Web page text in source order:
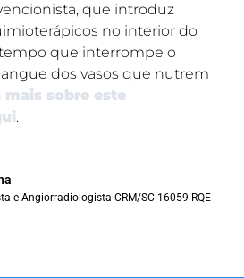
que introduz
no interior do
que interrompe o
dos vasos que nutrem
mais sobre este
.
e Angiorradiologista CRM/SC 16059 RQE